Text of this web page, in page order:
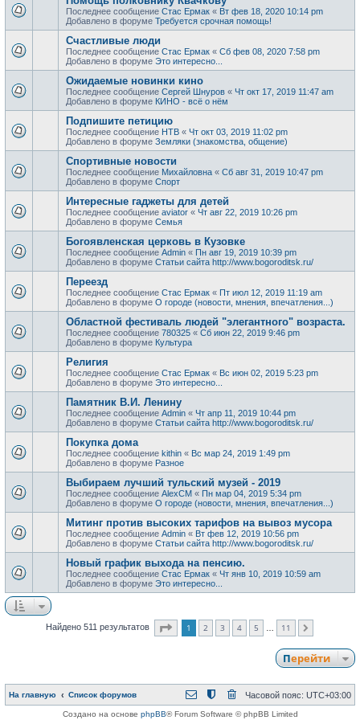
Последнее сообщение Стас Ермак « Вт фев 18, 2020 10:14 pm
Добавлено в форуме Требуется срочная помощь!
Счастливые люди
Последнее сообщение Стас Ермак « Сб фев 08, 2020 7:58 pm
Добавлено в форуме Это интересно...
Ожидаемые новинки кино
Последнее сообщение Сергей Шнуров « Чт окт 17, 2019 11:47 am
Добавлено в форуме КИНО - всё о нём
Подпишите петицию
Последнее сообщение НТВ « Чт окт 03, 2019 11:02 pm
Добавлено в форуме Земляки (знакомства, общение)
Спортивные новости
Последнее сообщение Михайловна « Сб авг 31, 2019 10:47 pm
Добавлено в форуме Спорт
Интересные гаджеты для детей
Последнее сообщение aviator « Чт авг 22, 2019 10:26 pm
Добавлено в форуме Семья
Богоявленская церковь в Кузовке
Последнее сообщение Admin « Пн авг 19, 2019 10:39 pm
Добавлено в форуме Статьи сайта http://www.bogoroditsk.ru/
Переезд
Последнее сообщение Стас Ермак « Пт июл 12, 2019 11:19 am
Добавлено в форуме О городе (новости, мнения, впечатления...)
Областной фестиваль людей "элегантного" возраста.
Последнее сообщение 780325 « Сб июн 22, 2019 9:46 pm
Добавлено в форуме Культура
Религия
Последнее сообщение Стас Ермак « Вс июн 02, 2019 5:23 pm
Добавлено в форуме Это интересно...
Памятник В.И. Ленину
Последнее сообщение Admin « Чт апр 11, 2019 10:44 pm
Добавлено в форуме Статьи сайта http://www.bogoroditsk.ru/
Покупка дома
Последнее сообщение kithin « Вс мар 24, 2019 1:49 pm
Добавлено в форуме Разное
Выбираем лучший тульский музей - 2019
Последнее сообщение AlexCM « Пн мар 04, 2019 5:34 pm
Добавлено в форуме О городе (новости, мнения, впечатления...)
Митинг против высоких тарифов на вывоз мусора
Последнее сообщение Admin « Вт фев 12, 2019 10:56 pm
Добавлено в форуме Статьи сайта http://www.bogoroditsk.ru/
Новый график выхода на пенсию.
Последнее сообщение Стас Ермак « Чт янв 10, 2019 10:59 am
Добавлено в форуме Это интересно...
Найдено 511 результатов Страница из
1 2 3 4 5 11
Перейти
На главную Список форумов Часовой пояс: UTC+03:00
Создано на основе phpBB® Forum Software © phpBB Limited